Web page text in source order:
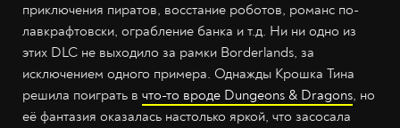
приключения пиратов, восстание роботов, романс по-
лавкрафтовски, ограбление банка и т.д. Ни ни одно из
этих DLC не выходило за рамки Borderlands, за
исключением одного примера. Однажды Крошка Тина
решила поиграть в что-то вроде Dungeons & Dragons, но
её фантазия оказалась настолько яркой, что засосала